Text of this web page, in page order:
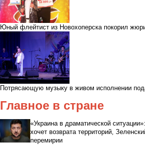
Юный флейтист из Новохоперска покорил
Потрясающую музыку в живом исполнении
Главное в стране
«Украина в драматической
хочет возврата территорий,
перемирии